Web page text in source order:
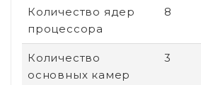
Количество ядер
процессора
8
Количество
основных камер
3